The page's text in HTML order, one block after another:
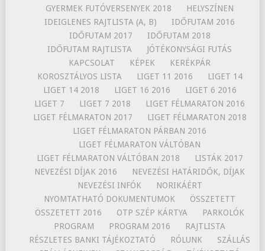
GYERMEK FUTÓVERSENYEK 2018
HELYSZÍNEN
IDEIGLENES RAJTLISTA (A, B)
IDŐFUTAM 2016
IDŐFUTAM 2017
IDŐFUTAM 2018
IDŐFUTAM RAJTLISTA
JÓTÉKONYSÁGI FUTÁS
KAPCSOLAT
KÉPEK
KERÉKPÁR
KOROSZTÁLYOS LISTA
LIGET 11 2016
LIGET 14
LIGET 14 2018
LIGET 16 2016
LIGET 6 2016
LIGET 7
LIGET 7 2018
LIGET FÉLMARATON 2016
LIGET FÉLMARATON 2017
LIGET FÉLMARATON 2018
LIGET FÉLMARATON PÁRBAN 2016
LIGET FÉLMARATON VÁLTÓBAN
LIGET FÉLMARATON VÁLTÓBAN 2018
LISTÁK 2017
NEVEZÉSI DÍJAK 2016
NEVEZÉSI HATÁRIDŐK, DÍJAK
NEVEZÉSI INFÓK
NORIKÁÉRT
NYOMTATHATÓ DOKUMENTUMOK
ÖSSZETETT
ÖSSZETETT 2016
OTP SZÉP KÁRTYA
PARKOLÓK
PROGRAM
PROGRAM 2016
RAJTLISTA
RÉSZLETES BANKI TÁJÉKOZTATÓ
RÓLUNK
SZÁLLÁS